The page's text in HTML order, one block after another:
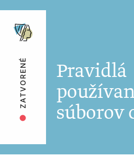
Pravidlá
súborov
ZATVORENÉ